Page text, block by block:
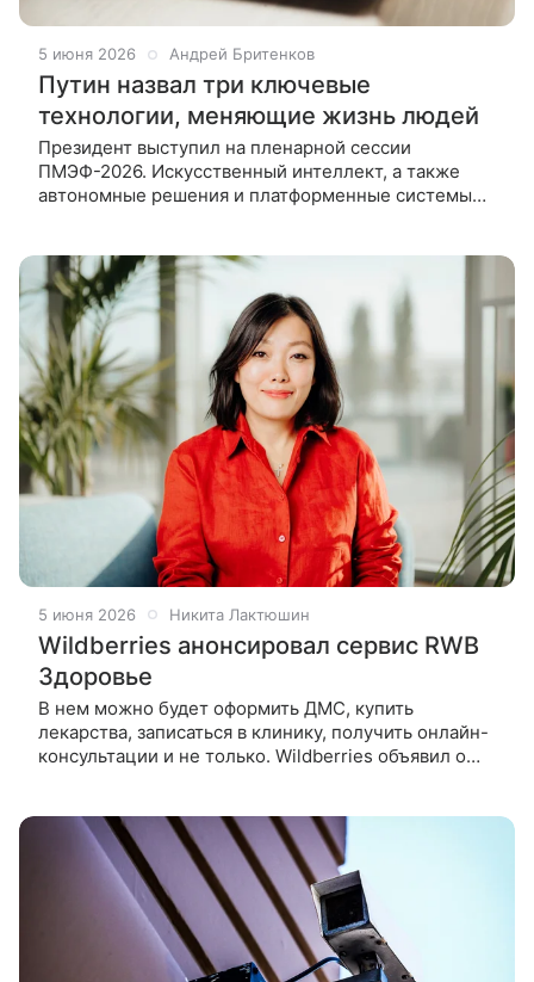
5 июня 2026 Андрей Бритенков
Путин назвал три ключевые
технологии, меняющие жизнь людей
Президент выступил на пленарной сессии
ПМЭФ-2026. Искусственный интеллект, а также
автономные решения и платформенные системы
5 июня 2026 Никита Лактюшин
Wildberries анонсировал сервис RWB
Здоровье
В нем можно будет оформить ДМС, купить
лекарства, записаться в клинику, получить онлайн-
консультации и не только. Wildberries объявил о